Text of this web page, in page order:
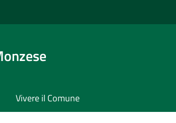
Vivere il Comune